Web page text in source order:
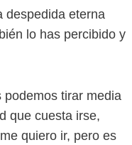
despedida eterna
lo has percibido y
podemos tirar media
que cuesta irse,
quiero ir, pero es